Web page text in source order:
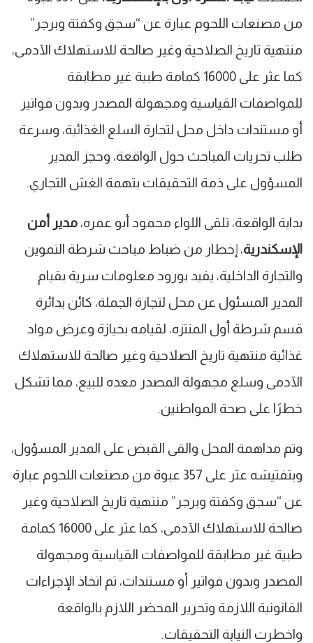
من مصنعات اللحوم عبارة عن “سجق وكفتة وبرجر”
منتهية تاريخ الصلاحية وغير صالحة للاستهلاك الآدمى،
كما عثر على 16000 كمامة طبية غير مطابقة
للمواصفات القياسية ومجهولة المصدر وبدون فواتير
أو مستندات داخل محل لتجارة السلع الغذائية، وسرعة
طلب تحريات المباحث حول الواقعة، وحجز المدير
المسؤول على ذمة التحقيقات بتهمة الغش التجاري.
بداية الواقعة، تلقى اللواء محمود أبو عمره، مدير أمن
الإسكندرية، إخطار من ضباط مباحث شرطة التموين
والتجارة الداخلية، يفيد بورود معلومات سرية بقيام
المدير المسئول عن محل لتجارة الجملة، كائن بدائرة
قسم شرطة أول المنتزه، لقيامه بحيازة وعرض مواد
غذائية منتهية تاريخ الصلاحية وغير صالحة للاستهلاك
الآدمى وسلع مجهولة المصدر معده للبيع، مما تشكل
خطرًا على صحة المواطنين.
وتم مداهمة المحل والقى القبض على المدير المسؤول،
وبتفتيشه عثر على 357 عبوة من مصنعات اللحوم عبارة
عن “سجق وكفتة وبرجر” منتهية تاريخ الصلاحية وغير
صالحة للاستهلاك الآدمى، كما عثر على 16000 كمامة
طبية غير مطابقة للمواصفات القياسية ومجهولة
المصدر وبدون فواتير أو مستندات، تم اتخاذ الإجراءات
القانونية اللازمة وتحرير المحضر اللازم بالواقعة
واخطرت النيابة التحقيقات.